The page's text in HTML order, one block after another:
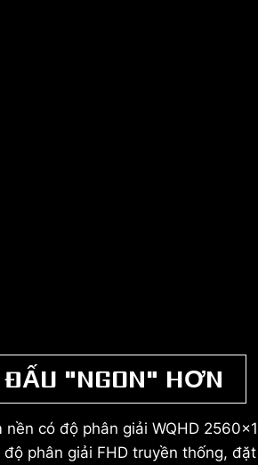
"NGON" HƠN
có độ phân giải WQHD
phân giải FHD truyền thống,